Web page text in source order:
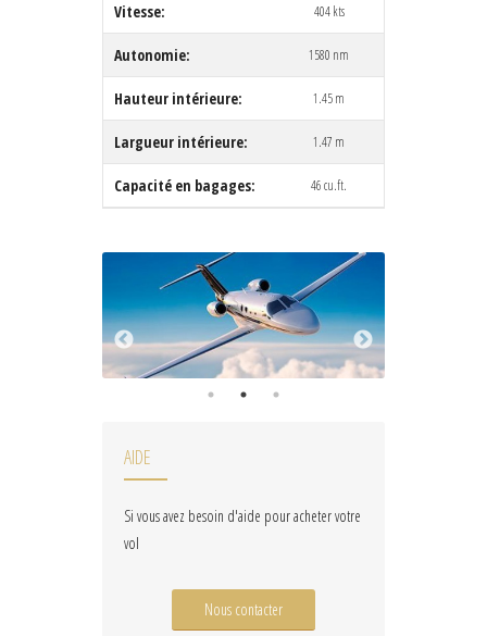
Vitesse: 404 kts
Autonomie: 1580 nm
Hauteur intérieure: 1.45 m
Largueur intérieure: 1.47 m
Capacité en bagages: 46 cu.ft.
AIDE
Si vous avez besoin d'aide pour acheter votre
vol
Nous contacter